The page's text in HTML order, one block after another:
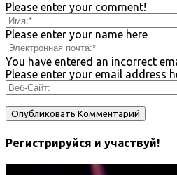
Please enter your comment!
Please enter your name here
You have entered an incorrect
Please enter your email address
Регистрируйся и участвуй!